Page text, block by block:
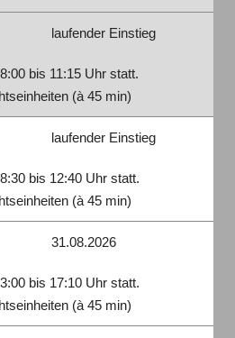
laufender Einstieg
bis 12:40 Uhr statt.
(à 45 min)
31.08.2026
bis 17:10 Uhr statt.
(à 45 min)
laufender Einstieg
bis 11:15 Uhr statt.
(à 45 min)